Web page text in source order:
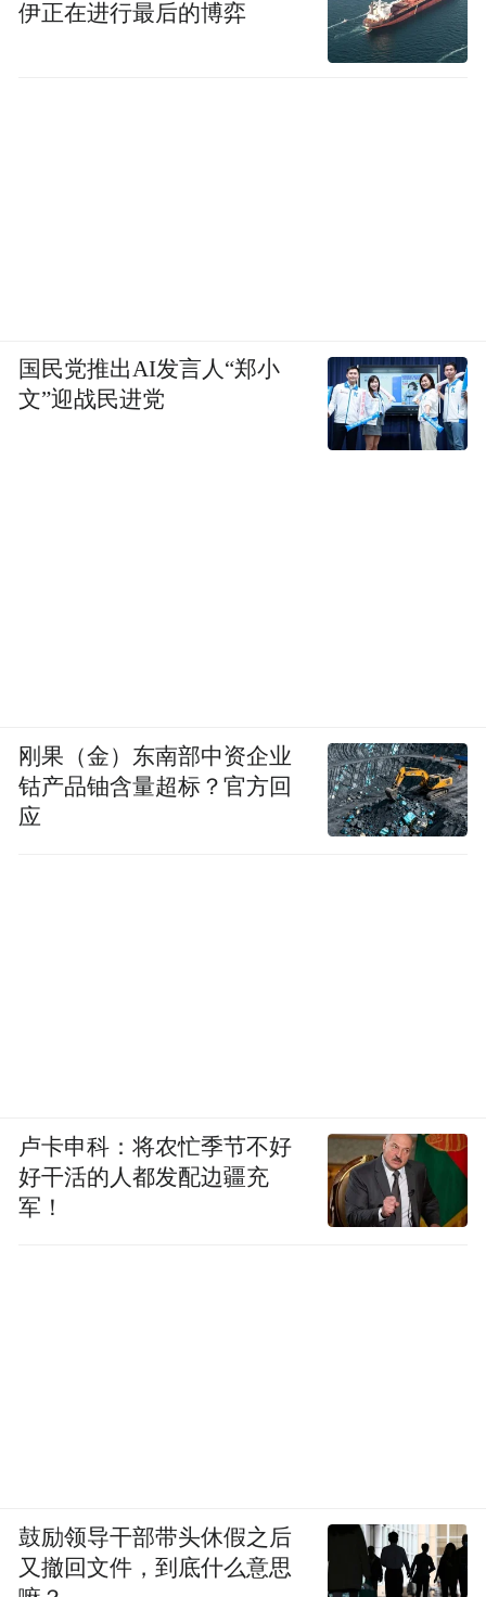
在赛事涌现
11月10日，中学生运动员李彦郯在学青会攀
争相体验的非遗手作
运动员、教练员在运动员村里制作绣球。
奖牌上的铜鼓、绣球图案
伊正在进行最后的博弈
国民党推出AI发言人“郑小
文”迎战民进党
刚果（金）东南部中资企业
钴产品铀含量超标？官方回
应
卢卡申科：将农忙季节不好
好干活的人都发配边疆充
军！
鼓励领导干部带头休假之后
又撤回文件，到底什么意思